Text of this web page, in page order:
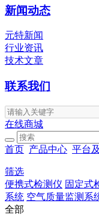
新闻动态
元特新闻
行业资讯
技术文章
联系我们
在线商城
首页 产品中心 平台
筛选
便携式检测仪 固定式
系统 空气质量监测系
全部